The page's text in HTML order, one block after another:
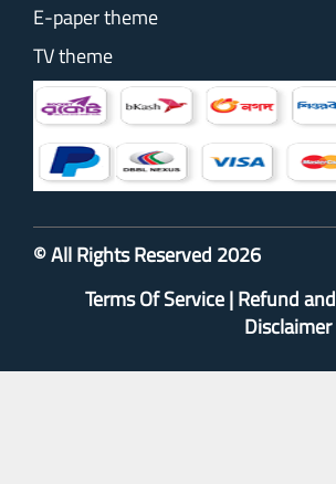
E-paper theme
TV theme
© All Rights Reserved 2026
Terms Of Service|Refund
Disclaimer